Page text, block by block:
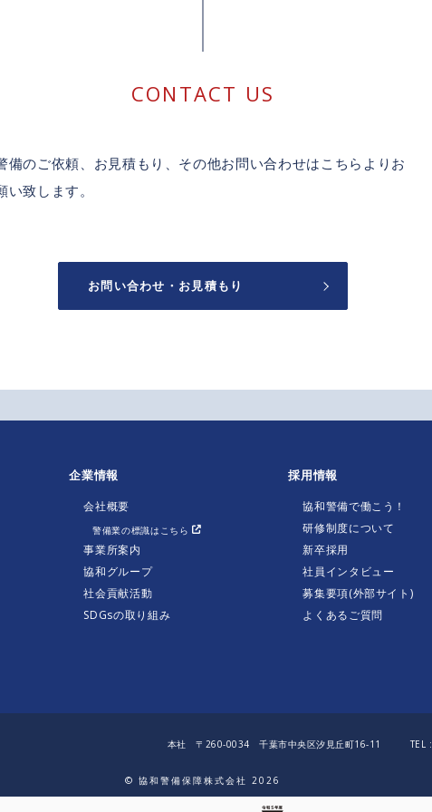
CONTACT US
備のご依頼、お見積もり、その他お問い合わせはこちらよりお
い致します。
お問い合わせ・お見積もり
企業情報
会社概要
警備業の標識はこちら
事業所案内
協和グループ
社会貢献活動
SDGsの取り組み
採用情報
協和警備で働こう！
研修制度について
新卒採用
社員インタビュー
募集要項(外部サイト)
よくあるご質問
本社 〒260-0034 千葉市中央区汐見丘町16-11 TEL :
© 協和警備保障株式会社 2026